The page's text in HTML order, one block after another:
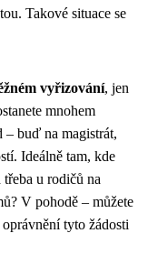
Takové situace se
vyřizování, jen
mnohem
– buď na magistrát,
Ideálně tam, kde
u rodičů na
V pohodě – můžete
tyto žádosti